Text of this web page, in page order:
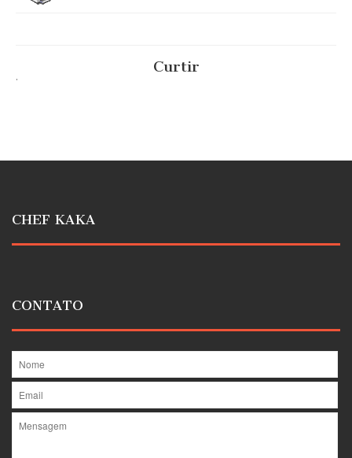
Curtir
.
CHEF KAKA
CONTATO